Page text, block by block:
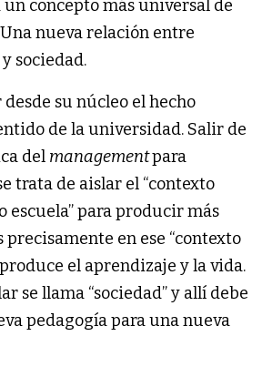
un concepto más universal de
nueva relación entre
sociedad.
su núcleo el hecho
de la universidad. Salir de
del managementpara
trata de aislar el “contexto
escuela” para producir más
precisamente en ese “contexto
el aprendizaje y la vida.
se llama “sociedad” y allí debe
pedagogía para una nueva